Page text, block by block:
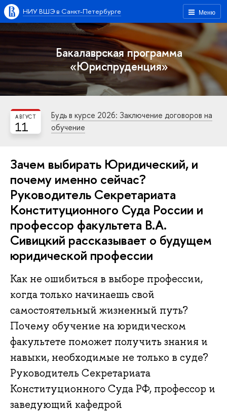
Меню
НИУ ВШЭ в Санкт-Петербурге
Бакалаврская программа
«Юриспруденция»
11
АВГУСТ
Будь в курсе 2026: Заключение договоров на
обучение
Зачем выбирать Юридический, и
почему именно сейчас?
Руководитель Секретариата
Конституционного Суда России и
профессор факультета В.А.
Сивицкий рассказывает о будущем
юридической профессии
Как не ошибиться в выборе профессии,
когда только начинаешь свой
самостоятельный жизненный путь?
Почему обучение на юридическом
факультете поможет получить знания и
навыки, необходимые не только в суде?
Руководитель Секретариата
Конституционного Суда РФ, профессор и
заведующий кафедрой